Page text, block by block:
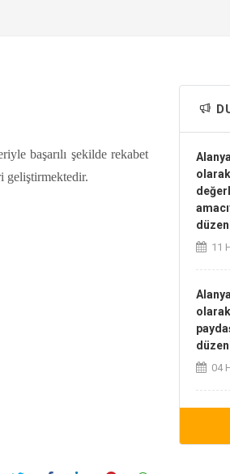
başarılı şekilde rekabet
geliştirmektedir.
11
04